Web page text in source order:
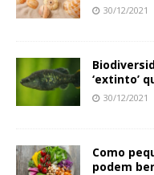
30/12/2021
‘extinto’
30/12/2021
Como
podem